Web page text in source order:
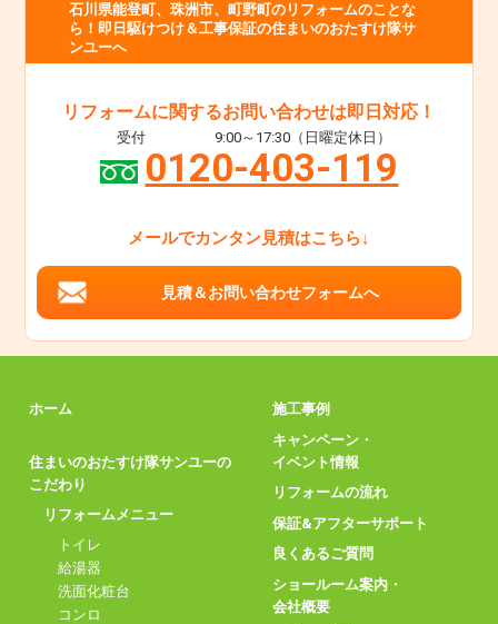
石川県能登町、珠洲市、町野町のリフォームのことな
ら！即日駆けつけ＆工事保証の住まいのおたすけ隊サ
ンユーへ
リフォームに関するお問い合わせは即日対応！
受付 9:00～17:30（日曜定休日）
0120-403-119
メールでカンタン見積はこちら↓
見積＆お問い合わせフォームへ
ホーム
住まいのおたすけ隊サンユーの
こだわり
リフォームメニュー
トイレ
給湯器
洗面化粧台
コンロ
施工事例
キャンペーン・
イベント情報
リフォームの流れ
保証&アフターサポート
良くあるご質問
ショールーム案内・
会社概要